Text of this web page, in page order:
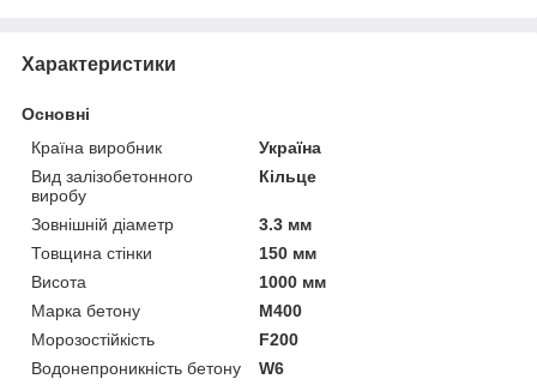
Характеристики
Основні
Країна виробник
Україна
Вид залізобетонного
виробу
Кільце
Зовнішній діаметр
3.3 мм
Товщина стінки
150 мм
Висота
1000 мм
Марка бетону
М400
Морозостійкість
F200
Водонепроникність бетону
W6